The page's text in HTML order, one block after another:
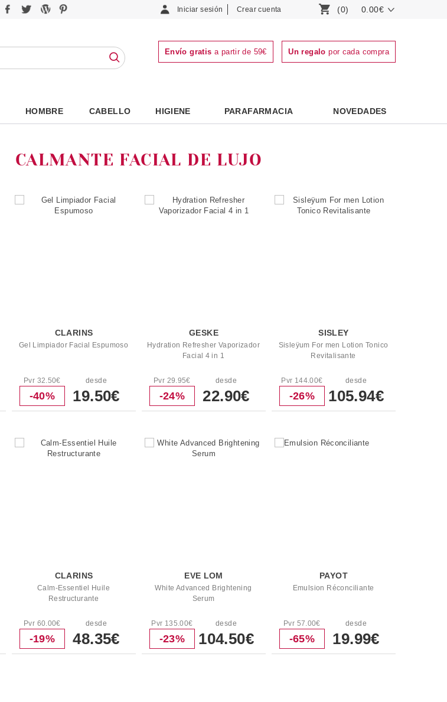
Iniciar sesión Crear cuenta (0) 0.00€
Envío gratis a partir de 59€ Un regalo por cada compra
HOMBRE CABELLO HIGIENE PARAFARMACIA NOVEDADES
CALMANTE FACIAL DE LUJO
CLARINS
Gel Limpiador Facial Espumoso
Pvr 32.50€
-40%
desde
19.50€
GESKE
Hydration Refresher Vaporizador
Facial 4 in 1
Pvr 29.95€
-24%
desde
22.90€
SISLEY
Sisleÿum For men Lotion Tonico
Revitalisante
Pvr 144.00€
-26%
desde
105.94€
CLARINS
Calm-Essentiel Huile
Restructurante
Pvr 60.00€
-19%
desde
48.35€
EVE LOM
White Advanced Brightening
Serum
Pvr 135.00€
-23%
desde
104.50€
PAYOT
Emulsion Réconciliante
Pvr 57.00€
-65%
desde
19.99€